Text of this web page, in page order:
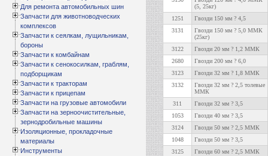
Для ремонта автомобильных шин
Запчасти для животноводческих
комплексов
Запчасти к сеялкам, лущильникам,
бороны
Запчасти к комбайнам
Запчасти к сенокосилкам, граблям,
подборщикам
Запчасти к тракторам
Запчасти к прицепам
Запчасти на грузовые автомобили
Запчасти на зерноочистительные,
зернодробильные машины
Изоляционные, прокладочные
материалы
Инструменты
(5, 25кг)
1251
Гвозди 150 мм ? 4,5
3131
Гвозди 150 мм ? 5,0 ММК
(25кг)
3122
Гвозди 20 мм ? 1,2 ММК
2680
Гвозди 200 мм ? 6,0
3123
Гвозди 32 мм ? 1,8 ММК
3132
Гвозди 32 мм ? 2,5 толевые
ММК
311
Гвозди 32 мм ? 3,5
1053
Гвозди 40 мм ? 3,5
3124
Гвозди 50 мм ? 2,5 ММК
1048
Гвозди 50 мм ? 3,5
3125
Гвозди 60 мм ? 2,5 ММК